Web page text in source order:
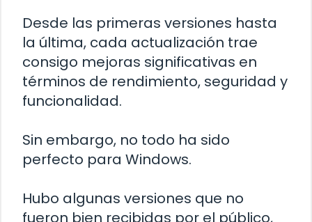
Desde las primeras versiones hasta
la última, cada actualización trae
consigo mejoras significativas en
términos de rendimiento, seguridad y
funcionalidad.
Sin embargo, no todo ha sido
perfecto para Windows.
Hubo algunas versiones que no
fueron bien recibidas por el público,